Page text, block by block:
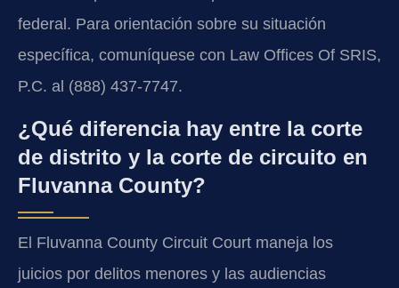
federal. Para orientación sobre su situación
específica, comuníquese con Law Offices Of SRIS,
P.C. al (888) 437-7747.
¿Qué diferencia hay entre la corte
de distrito y la corte de circuito en
Fluvanna County?
El Fluvanna County Circuit Court maneja los
juicios por delitos menores y las audiencias